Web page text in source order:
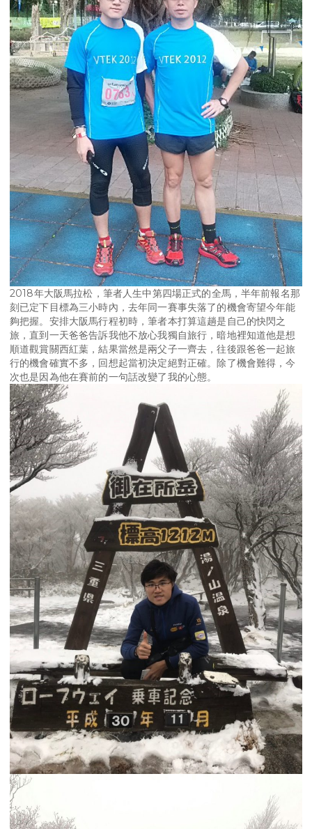
2018年大阪馬拉松，筆者人生中第四場正式的全馬，半年前報名那
刻已定下目標為三小時內，去年同一賽事失落了的機會寄望今年能
夠把握。安排大阪馬行程初時，筆者本打算這趟是自己的快閃之
旅，直到一天爸爸告訴我他不放心我獨自旅行，暗地裡知道他是想
順道觀賞關西紅葉，結果當然是兩父子一齊去，往後跟爸爸一起旅
行的機會確實不多，回想起當初決定絕對正確。除了機會難得，今
次也是因為他在賽前的一句話改變了我的心態。